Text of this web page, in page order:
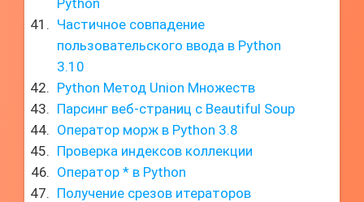
Python
Частичное совпадение
пользовательского ввода в Python
3.10
Python Метод Union Множеств
Парсинг веб-страниц с Beautiful Soup
Оператор морж в Python 3.8
Проверка индексов коллекции
Оператор * в Python
Получение срезов итераторов